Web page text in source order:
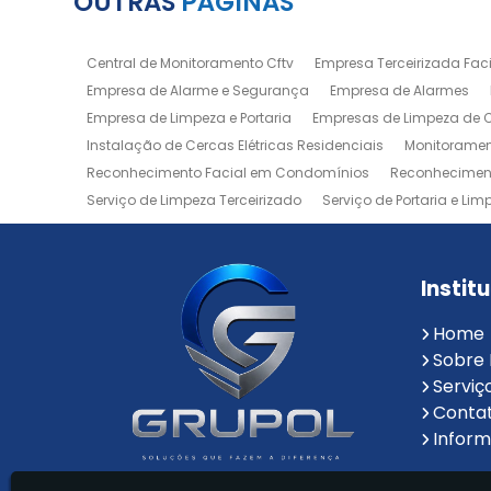
Central de Monitoramento Cftv Empresa Terceirizada
Empresa de Alarme e Segurança
Empresa de Alarmes
Empresa de Limpeza e Portaria
Empresas de Limpeza de
Instalação de Cercas Elétricas Residenciais
Reconhecimento Facial em Condomínios
Serviço de Limpeza Terceirizado
Serviço de Portaria e
Zeladoria de Condomínios
Home
Sobre